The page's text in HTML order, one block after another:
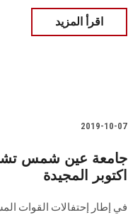
اقرأ المزيد
2019-10-07
اكتوبر المجيدة